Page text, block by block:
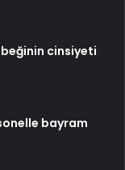
cinsiyeti
bayram